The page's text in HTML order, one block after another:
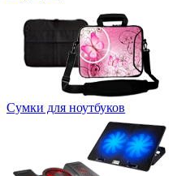
Сумки для ноутбуков